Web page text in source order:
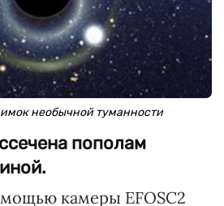
необычной туманности
пополам
камеры EFOSC2